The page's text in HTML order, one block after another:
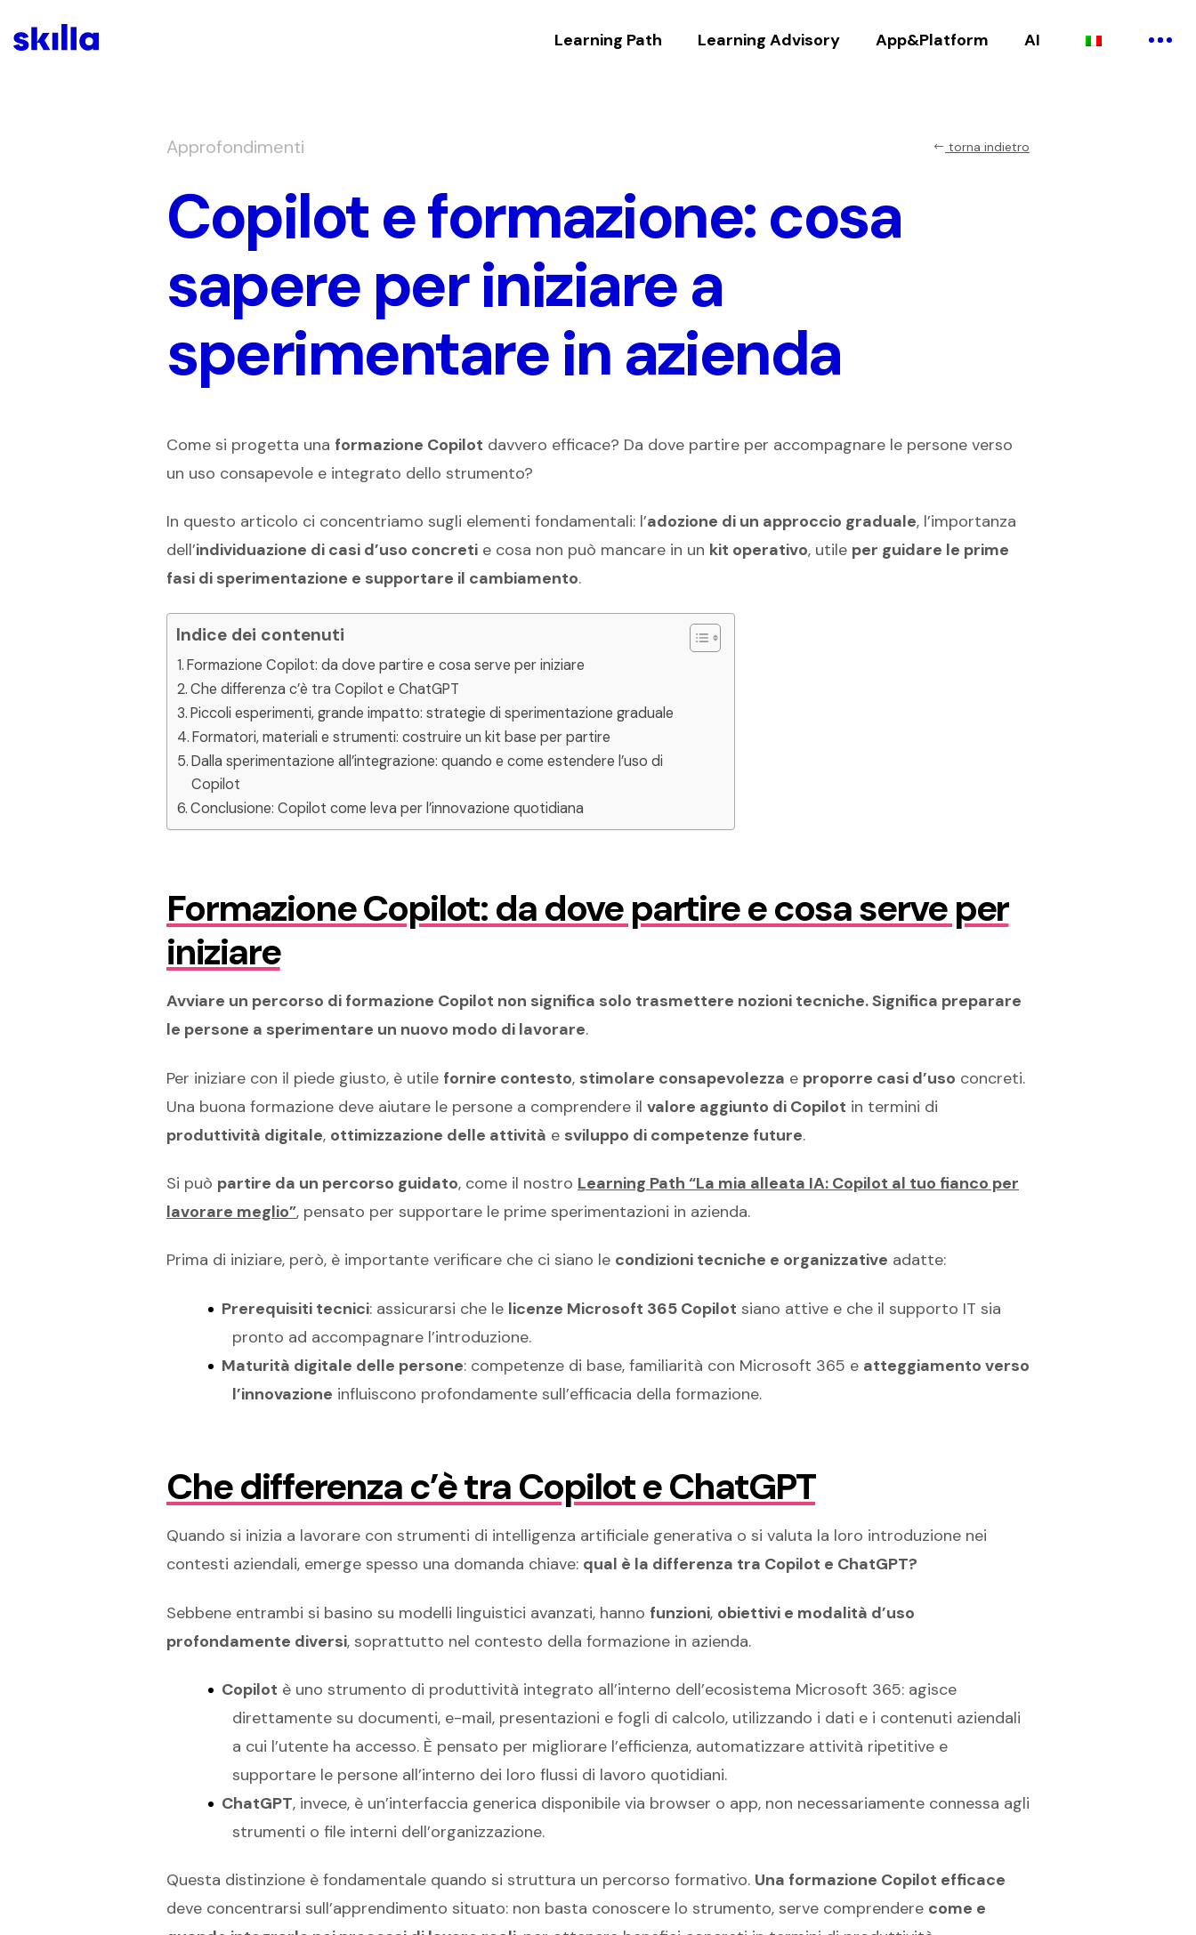
Learning Path Learning Advisory App&Platform AI
Approfondimenti torna indietro
Copilot e formazione: cosa
sapere per iniziare a
sperimentare in azienda
Come si progetta una formazione Copilot davvero efficace? Da dove partire per accompagnare le persone verso
un uso consapevole e integrato dello strumento?
In questo articolo ci concentriamo sugli elementi fondamentali: l’adozione di un approccio graduale, l’importanza
dell’individuazione di casi d’uso concreti e cosa non può mancare in un kit operativo, utile per guidare le prime
fasi di sperimentazione e supportare il cambiamento.
Indice dei contenuti
Formazione Copilot: da dove partire e cosa serve per iniziare
Che differenza c’è tra Copilot e ChatGPT
Piccoli esperimenti, grande impatto: strategie di sperimentazione graduale
Formatori, materiali e strumenti: costruire un kit base per partire
Dalla sperimentazione all’integrazione: quando e come estendere l’uso di
Copilot
Conclusione: Copilot come leva per l’innovazione quotidiana
Formazione Copilot: da dove partire e cosa serve per
iniziare
Avviare un percorso di formazione Copilot non significa solo trasmettere nozioni tecniche. Significa preparare
le persone a sperimentare un nuovo modo di lavorare.
Per iniziare con il piede giusto, è utile fornire contesto, stimolare consapevolezza e proporre casi d’uso concreti.
Una buona formazione deve aiutare le persone a comprendere il valore aggiunto di Copilot in termini di
produttività digitale, ottimizzazione delle attività e sviluppo di competenze future.
Si può partire da un percorso guidato, come il nostro Learning Path “La mia alleata IA: Copilot al tuo fianco per
lavorare meglio”, pensato per supportare le prime sperimentazioni in azienda.
Prima di iniziare, però, è importante verificare che ci siano le condizioni tecniche e organizzative adatte:
Prerequisiti tecnici: assicurarsi che le licenze Microsoft 365 Copilot siano attive e che il supporto IT sia
pronto ad accompagnare l’introduzione.
Maturità digitale delle persone: competenze di base, familiarità con Microsoft 365 e atteggiamento verso
l’innovazione influiscono profondamente sull’efficacia della formazione.
Che differenza c’è tra Copilot e ChatGPT
Quando si inizia a lavorare con strumenti di intelligenza artificiale generativa o si valuta la loro introduzione nei
contesti aziendali, emerge spesso una domanda chiave: qual è la differenza tra Copilot e ChatGPT?
Sebbene entrambi si basino su modelli linguistici avanzati, hanno funzioni, obiettivi e modalità d’uso
profondamente diversi, soprattutto nel contesto della formazione in azienda.
Copilot è uno strumento di produttività integrato all’interno dell’ecosistema Microsoft 365: agisce
direttamente su documenti, e-mail, presentazioni e fogli di calcolo, utilizzando i dati e i contenuti aziendali
a cui l’utente ha accesso. È pensato per migliorare l’efficienza, automatizzare attività ripetitive e
supportare le persone all’interno dei loro flussi di lavoro quotidiani.
ChatGPT, invece, è un’interfaccia generica disponibile via browser o app, non necessariamente connessa agli
strumenti o file interni dell’organizzazione.
Questa distinzione è fondamentale quando si struttura un percorso formativo. Una formazione Copilot efficace
deve concentrarsi sull’apprendimento situato: non basta conoscere lo strumento, serve comprendere come e